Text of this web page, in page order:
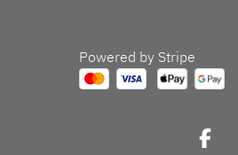
Powered by Stripe